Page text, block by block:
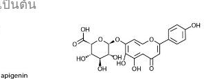
ป็นต้น